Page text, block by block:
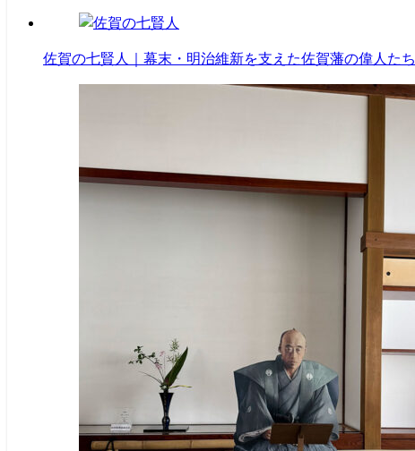
佐賀の七賢人｜幕末・明治維新を支えた佐賀藩の偉人たち